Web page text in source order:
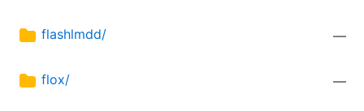
flashlmdd/ —
flox/ —